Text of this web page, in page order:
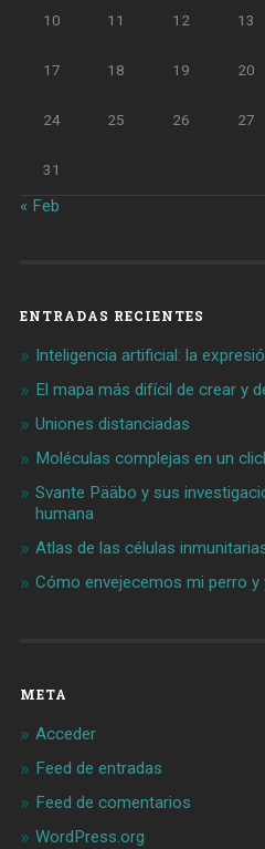
10 11 12 13
17 18 19 20
24 25 26 27
31
« Feb
ENTRADAS RECIENTES
Inteligencia artificial: la
El mapa más difícil de crear y
Uniones distanciadas
Moléculas complejas en un
Svante Pääbo y sus
humana
Atlas de las células
Cómo envejecemos mi perro y
META
Acceder
Feed de entradas
Feed de comentarios
WordPress.org